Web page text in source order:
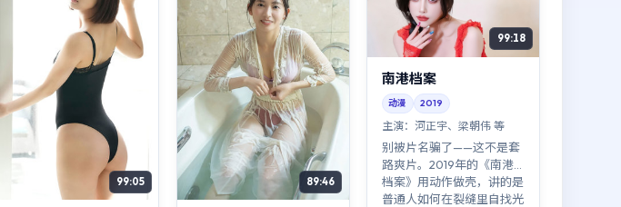
99:05 89:46
99:18
南港档案
动漫 2019
主演：河正宇、梁朝伟 等
别被片名骗了——这不是套
路爽片。2019年的《南港
档案》用动作做壳，讲的是
普通人如何在裂缝里自找光